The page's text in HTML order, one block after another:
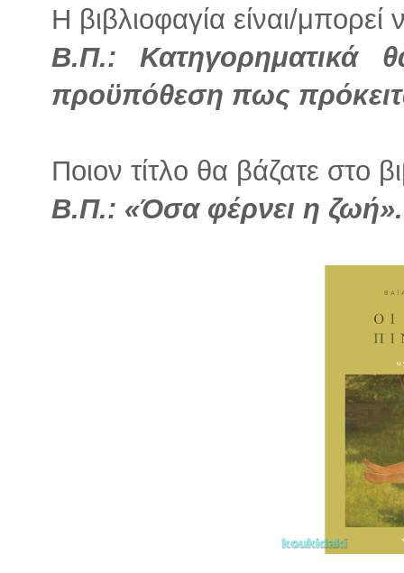
Η βιβλιοφαγία είναι/μπορεί
Β.Π.: Κατηγορηματικά
προϋπόθεση πως
Ποιον τίτλο θα βάζατε στο
Β.Π.: «Όσα φέρνει η ζωή».